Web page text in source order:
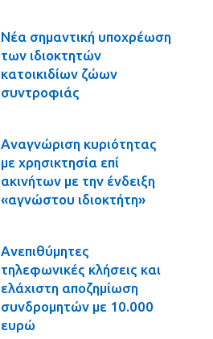
Νέα σημαντική υποχρέωση
των ιδιοκτητών
κατοικιδίων ζώων
συντροφιάς
Αναγνώριση κυριότητας
με χρησικτησία επί
ακινήτων με την ένδειξη
«αγνώστου ιδιοκτήτη»
Ανεπιθύμητες
τηλεφωνικές κλήσεις και
ελάχιστη αποζημίωση
συνδρομητών με 10.000
ευρώ